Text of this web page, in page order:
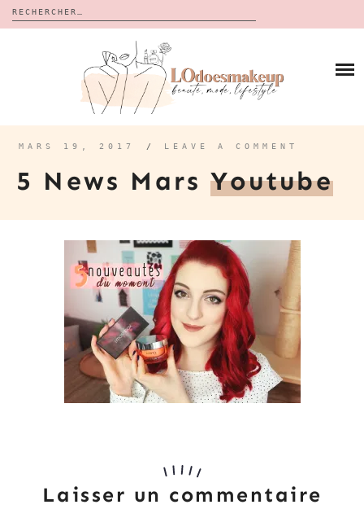
Rechercher :
CALENDRIERS DE L’AVENT
BON PLAN
À PROPOS
CONTACT
MARS 19, 2017 / LEAVE A COMMENT
5 News MarsYoutube
Laisser un commentaire